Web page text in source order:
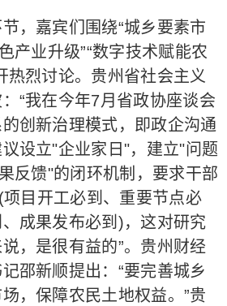
嘉宾们围绕“城乡要素市
产业升级”“数字技术赋能农
热烈讨论。贵州省社会主义
“我在今年7月省政协座谈会
的创新治理模式，即政企沟通
设立"企业家日"，建立"问题
反馈"的闭环机制，要求干部
目开工必到、重要节点必
成果发布必到)，这对研究
，是很有益的”。贵州财经
邵新顺提出：“要完善城乡
，保障农民土地权益。”贵